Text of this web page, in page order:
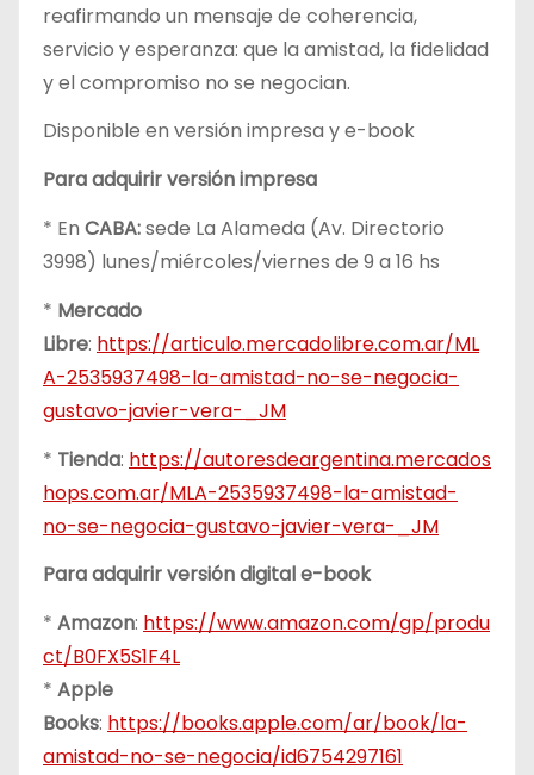
reafirmando un mensaje de coherencia,
servicio y esperanza: que la amistad, la fidelidad
y el compromiso no se negocian.
Disponible en versión impresa y e-book
Para adquirir versión impresa
* En CABA:sede La Alameda (Av. Directorio
3998) lunes/miércoles/viernes de 9 a 16 hs
* Mercado
Libre: https://articulo.mercadolibre.com.ar/ML
A-2535937498-la-amistad-no-se-negocia-
gustavo-javier-vera-_JM
* Tienda: https://autoresdeargentina.mercados
hops.com.ar/MLA-2535937498-la-amistad-
no-se-negocia-gustavo-javier-vera-_JM
Para adquirir versión digital e-book
* Amazon: https://www.amazon.com/gp/produ
ct/B0FX5S1F4L
* Apple
Books: https://books.apple.com/ar/book/la-
amistad-no-se-negocia/id6754297161